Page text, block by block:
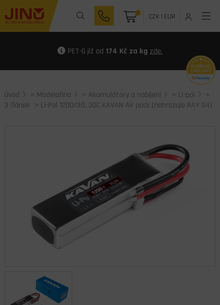
0 CZK| EUR
PET-G již od 174 Kč za kg zde.
Úvod > Modelařina > Akumulátory a nabíjení > Li-pol
>
3 článek > Li-Pol 1200/3čl. 30C KAVAN Air pack (nahrazuje RAY G4)